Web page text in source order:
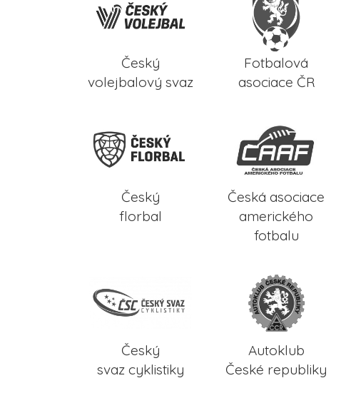
Český
volejbalový svaz
Fotbalová
asociace ČR
Český
florbal
Česká asociace
amerického
fotbalu
Český
svaz cyklistiky
Autoklub
České republiky